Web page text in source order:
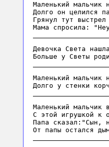
Маленький мальчик
Долго он целился
Грянул тут
Девочка Света
Маленький мальчик
Маленький мальчик
С этой игрушкой к
Папа сказал:"Сын,